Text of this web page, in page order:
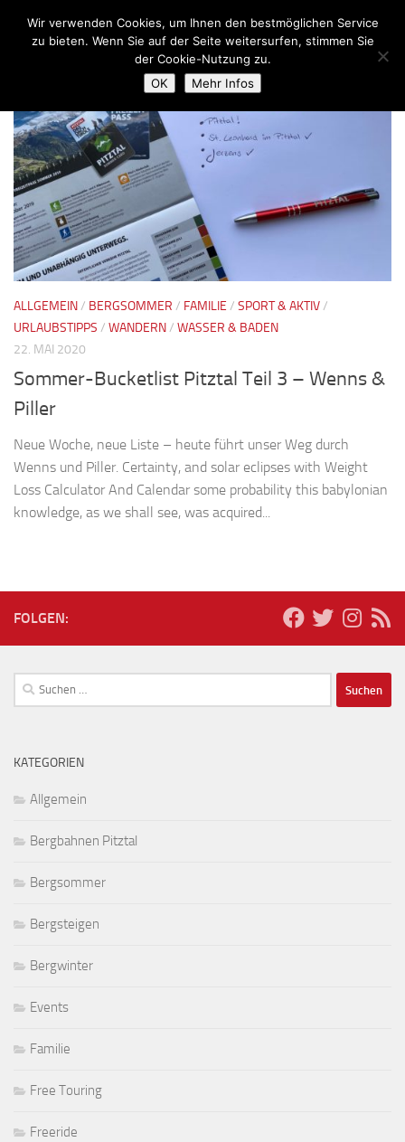
Zum Inhalt springen
BARRIEREFREI
ALLGEMEIN/ BERGSOMMER / FAMILIE / SPORT & AKTIV/
URLAUBSTIPPS / WANDERN/ WASSER & BADEN
22. MAI 2020
Sommer-Bucketlist Pitztal Teil 3 – Wenns &
Piller
Neue Woche, neue Liste – heute führt unser Weg durch
Wenns und Piller. Certainty, and solar eclipses with Weight
Loss Calculator And Calendar some probability this babylonian
knowledge, as we shall see, was acquired...
FOLGEN:
Suchen
nach:
KATEGORIEN
Allgemein
Bergbahnen Pitztal
Bergsommer
Bergsteigen
Bergwinter
Events
Familie
Free Touring
Freeride
Wir verwenden Cookies, um Ihnen den bestmöglichen Service
zu bieten. Wenn Sie auf der Seite weitersurfen, stimmen Sie
der Cookie-Nutzung zu.
OK
Mehr Infos